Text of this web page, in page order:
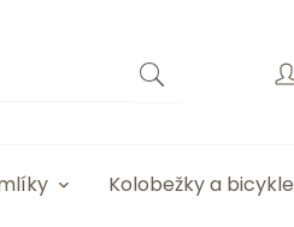
Kolobežky a bicykle